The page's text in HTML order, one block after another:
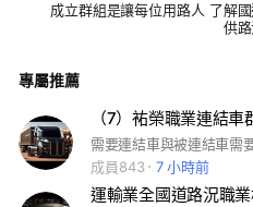
成立群組是讓每位用路人 了解國道即時資訊。 希望大家多多提
供
專屬推薦
（7）𧙗榮職業連結車
需要連結車與被連結車需
成員843
7 小時前
運輸業全國道路況職